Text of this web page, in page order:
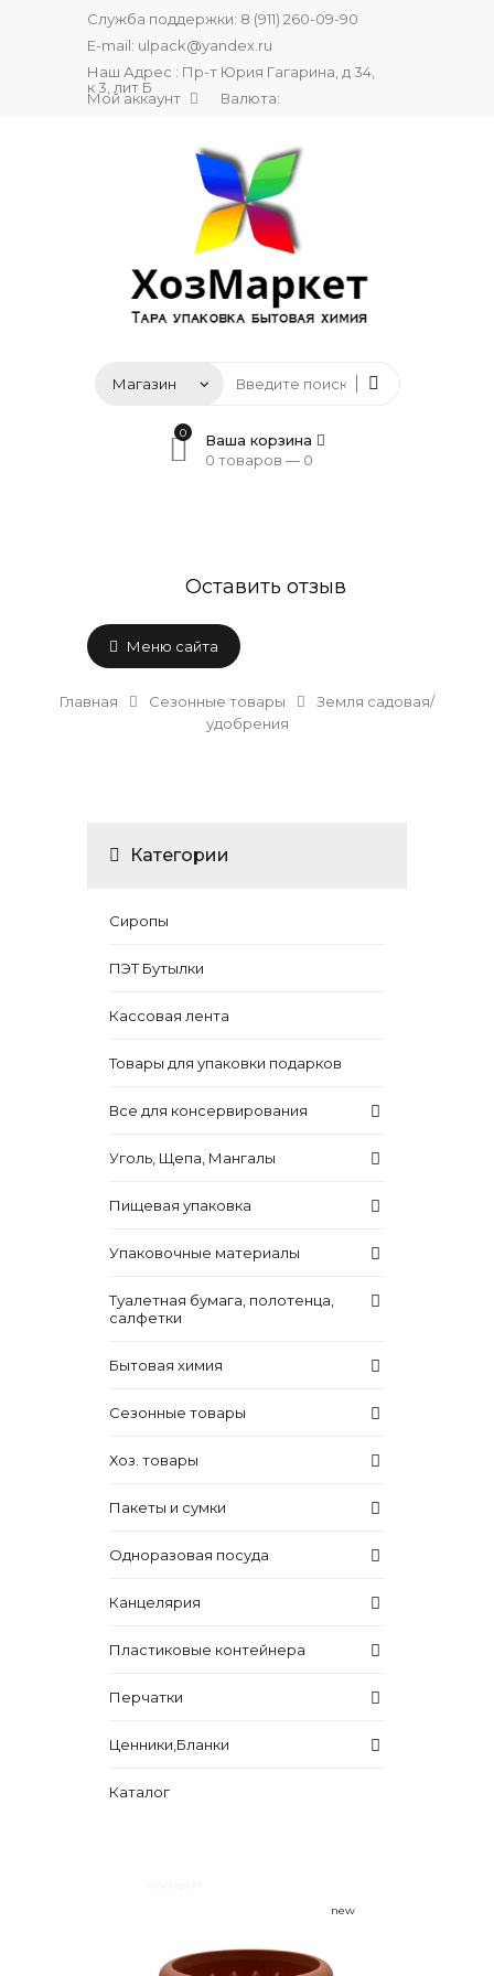
Служба поддержки: 8 (911) 260-09-90
E-mail: ulpack@yandex.ru
Наш Адрес : Пр-т Юрия Гагарина, д 34,
к 3, лит Б
Мой аккаунт Валюта:
0
Ваша корзина
0 товаров — 0
Оставить отзыв
Меню сайта
Главная Сезонные товары
Земля садовая/
удобрения
Категории
Сиропы
ПЭТ Бутылки
Кассовая лента
Товары для упаковки подарков
Все для консервирования
Уголь, Щепа, Мангалы
Пищевая упаковка
Упаковочные материалы
Туалетная бумага, полотенца,
салфетки
Бытовая химия
Сезонные товары
Хоз. товары
Пакеты и сумки
Одноразовая посуда
Канцелярия
Пластиковые контейнера
Перчатки
Ценники,Бланки
Каталог
new